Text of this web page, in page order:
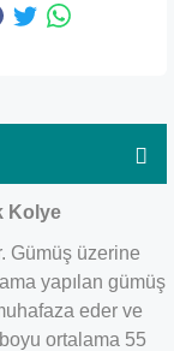
Kolye
Gümüş üzerine
yapılan gümüş
eder ve
ortalama 55